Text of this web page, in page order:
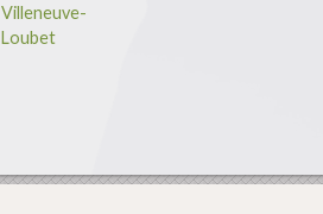
Villeneuve-
Loubet